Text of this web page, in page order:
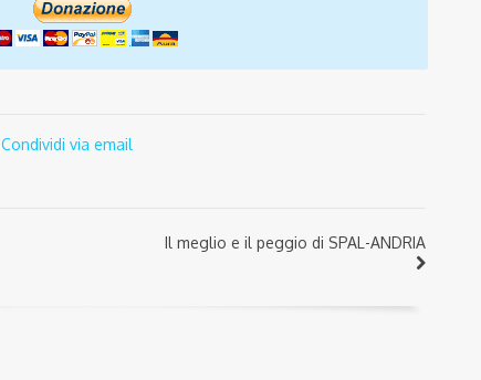
Condividi via email
Il meglio e il peggio di SPAL-ANDRIA